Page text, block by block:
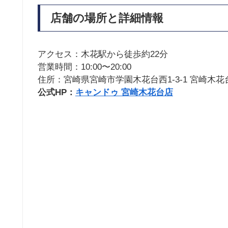
店舗の場所と詳細情報
アクセス：木花駅から徒歩約22分
営業時間：10:00〜20:00
住所：宮崎県宮崎市学園木花台西1-3-1 宮崎木花
公式HP： キャンドゥ 宮崎木花台店